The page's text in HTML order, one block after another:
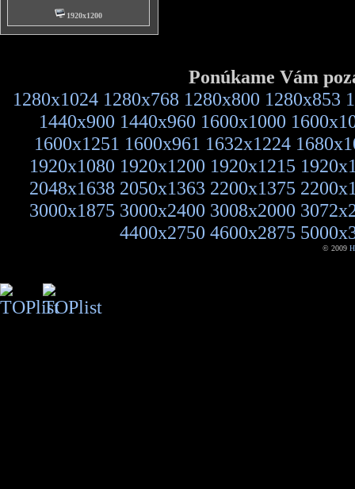
1920x1200
Ponúkame Vám
1280x1024 1280x768 1280x800 1280x853
1440x900 1440x960 1600x1000
1600x1251 1600x961 1632x1224
1920x1080 1920x1200 1920x1215
2048x1638 2050x1363 2200x1375
3000x1875 3000x2400 3008x2000
4400x2750 4600x2875
© 2009